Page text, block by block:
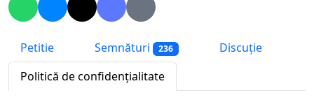
Petitie Semnături 236
Discuție
Politică de confidențialitate